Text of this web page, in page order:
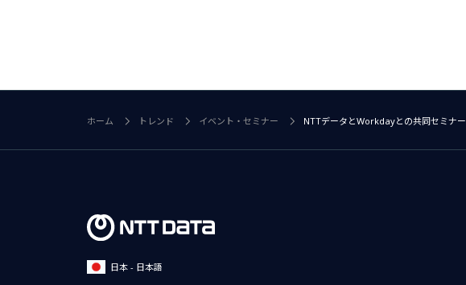
ホーム トレンド イベント・セミナー NTTデータとWorkdayとの共同セミナー
日本 - 日本語